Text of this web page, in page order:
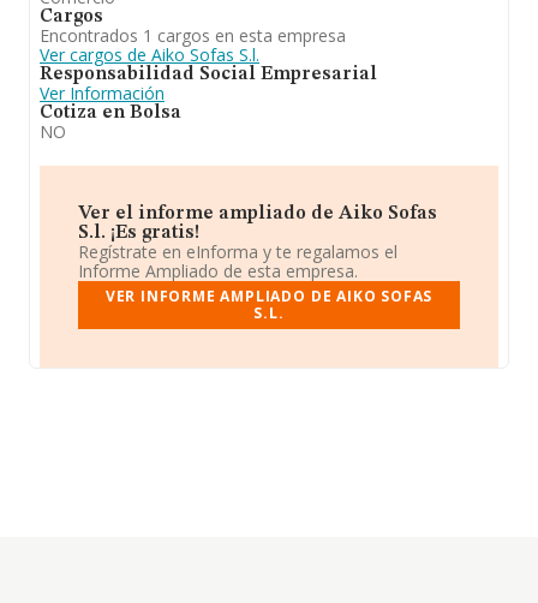
Cargos
Encontrados 1 cargos en esta empresa
Ver cargos de Aiko Sofas S.l.
Responsabilidad Social Empresarial
Ver Información
Cotiza en Bolsa
NO
Ver el informe ampliado de Aiko Sofas
S.l. ¡Es gratis!
Regístrate en eInforma y te regalamos el
Informe Ampliado de esta empresa.
VER INFORME AMPLIADO DE AIKO SOFAS
S.L.